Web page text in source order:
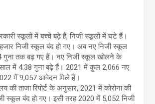
स्कूलों में बच्चे बढ़े हैं, निजी स्कूलों में घटे हैं।
निजी स्कूल बंद हो गए। अब नए निजी स्कूल
तक बढ़ गए हैं। नए निजी स्कूल खोलने के
में 4.38 गुना बढ़े हैं। 2021 में कुल 2,066 नए
में 9,057 आवेदन मिले हैं।
की ताजा रिपोर्ट के अनुसार, 2021 में कोरोना की
स्कूल बंद हो गए। इसी तरह 2020 में 5,052 निजी